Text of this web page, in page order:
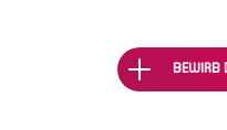
BEWIRB